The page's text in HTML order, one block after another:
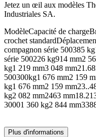
Jetez un œil aux modèles
Industriales SA.
ModèleCapacité de
crochet
compagnon série 500385
série 500226 kg914 mm2
kg1 219 mm3 048
500300kg1 676 mm2 159
kg1 676 mm2 159
kg2 082 mm2463
30001 360 kg2 844
Plus d'informations